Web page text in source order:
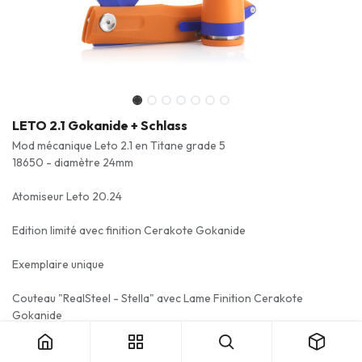
LETO 2.1 Gokanide + Schlass
Mod mécanique Leto 2.1 en Titane grade 5
18650 - diamètre 24mm
Atomiseur Leto 20.24
Edition limité avec finition Cerakote Gokanide
Exemplaire unique
Couteau "RealSteel - Stella" avec Lame Finition Cerakote
Gokanide
Fabrication artisanale 100% française